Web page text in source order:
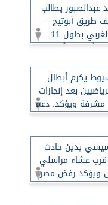
عبدالصبور يطالب
طريق أبوتيج –
البلايزة الغربي بطول 11
على أرواح
يكرم أبطال
بعد إنجازات
مشرفة ويؤكد: دعم
مستمر لرفع اسم
يدين حادث
قرب عشاء مراسلي
ويؤكد رفض مصر
السياسي